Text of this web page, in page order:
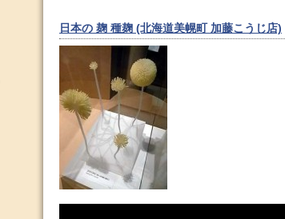
日本の 麹 種麹 (北海道美幌町 加藤こうじ店)